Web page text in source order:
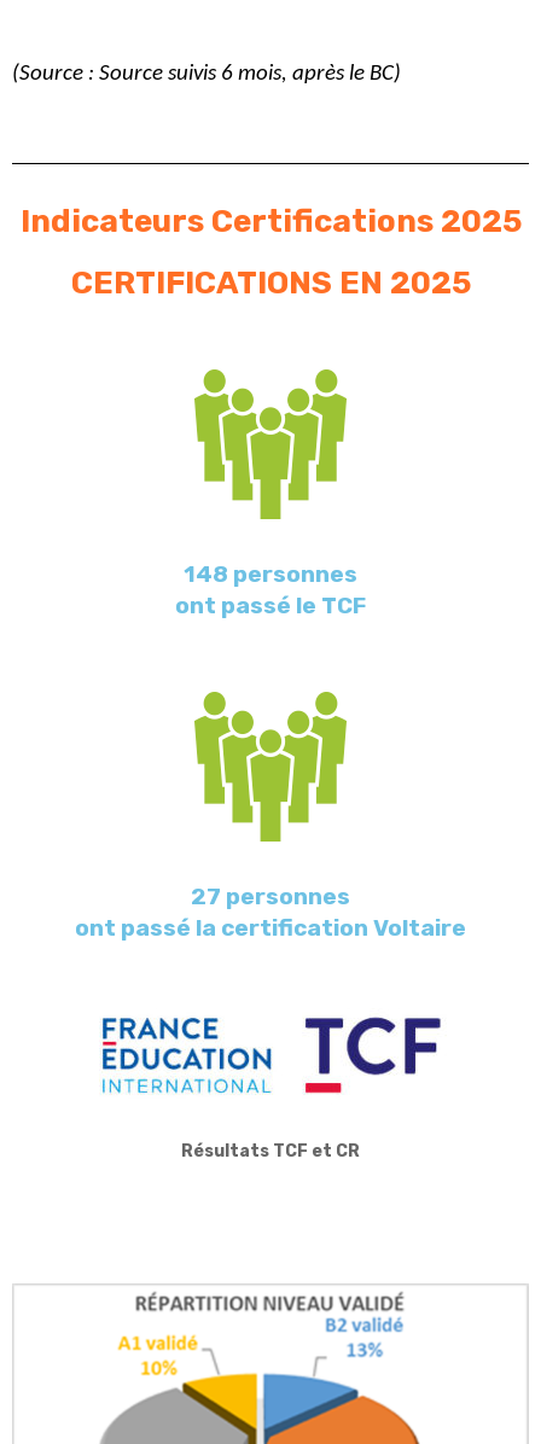
(Source : Source suivis 6 mois, après le BC)
Indicateurs Certifications 2025
CERTIFICATIONS EN 2025
148 personnes
ont passé le TCF
27 personnes
ont passé la certification Voltaire
Résultats TCF et CR